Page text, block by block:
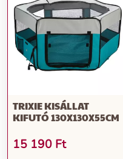
TRIXIE KISÁLLAT
KIFUTÓ 130X130X55CM
15 190 Ft